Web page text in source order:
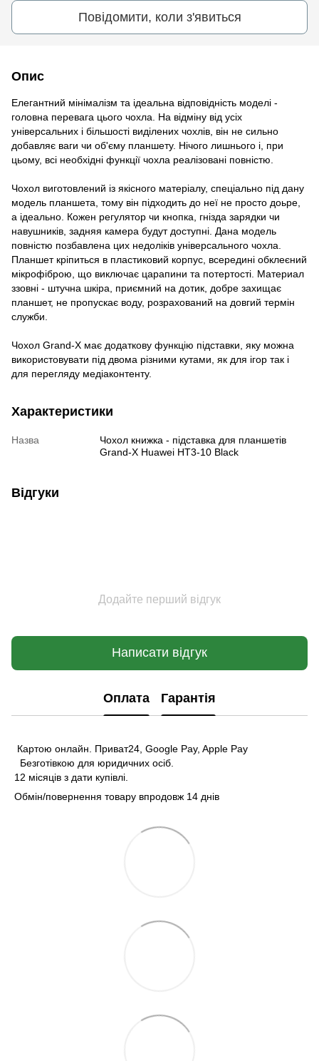
Повідомити, коли з'явиться
Опис
Елегантний мінімалізм та ідеальна відповідність моделі -
головна перевага цього чохла. На відміну від усіх
універсальних і більшості виділених чохлів, він не сильно
добавляє ваги чи об'єму планшету. Нічого лишнього і, при
цьому, всі необхідні функції чохла реалізовані повністю.
Чохол виготовлений із якісного матеріалу, спеціально під дану
модель планшета, тому він підходить до неї не просто доьре,
а ідеально. Кожен регулятор чи кнопка, гнізда зарядки чи
навушників, задняя камера будут доступні. Дана модель
повністю позбавлена цих недоліків універсального чохла.
Планшет кріпиться в пластиковий корпус, всередині обклеєний
мікрофіброю, що виключає царапини та потертості. Материал
ззовні - штучна шкіра, приємний на дотик, добре захищає
планшет, не пропускає воду, розрахований на довгий термін
служби.
Чохол Grand-X має додаткову функцію підставки, яку можна
використовувати під двома різними кутами, як для ігор так і
для перегляду медіаконтенту.
Характеристики
Назва
Чохол книжка - підставка для планшетів
Grand-X Huawei HT3-10 Black
Відгуки
Додайте перший відгук
Написати відгук
Оплата Гарантія
Картою онлайн. Приват24, Google Pay, Apple Pay
Безготівкою для юридичних осіб.
12 місяців з дати купівлі.
Обмін/повернення товару впродовж 14 днів